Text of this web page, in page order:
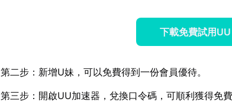
下載免費試用UU
第二步：新增U妹，可以免費得到一份會員優待。
第三步：開啟UU加速器，兌換口令碼，可順利獲得免費